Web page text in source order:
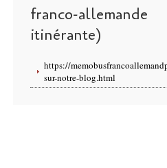
franco-allemande
itinérante)
https://
sur-notre-blog.html